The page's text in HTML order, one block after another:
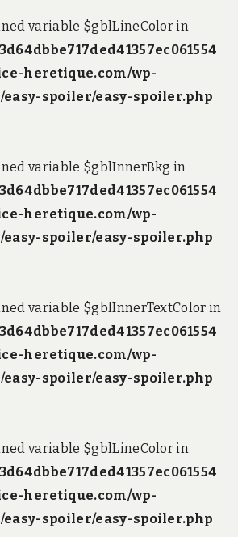
variable $gblLineColor in
heretique.com/wp-
spoiler/easy-spoiler.php
variable $gblInnerBkg in
heretique.com/wp-
spoiler/easy-spoiler.php
variable $gblInnerTextColor in
heretique.com/wp-
spoiler/easy-spoiler.php
variable $gblLineColor in
heretique.com/wp-
spoiler/easy-spoiler.php